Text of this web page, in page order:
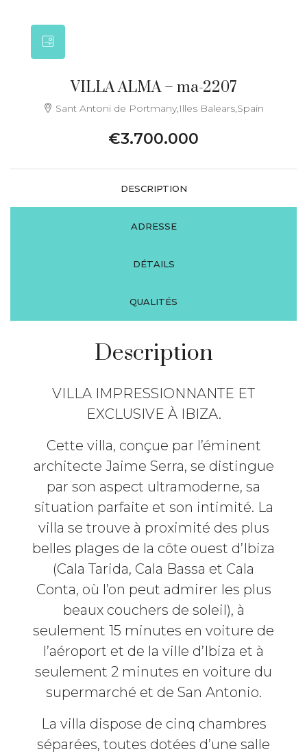
VILLA ALMA – ma-2207
Sant Antoni de Portmany,Illes Balears,Spain
€3.700.000
DESCRIPTION
ADRESSE
DÉTAILS
QUALITÉS
Description
VILLA IMPRESSIONNANTE ET
EXCLUSIVE À IBIZA.
Cette villa, conçue par l’éminent
architecte Jaime Serra, se distingue
par son aspect ultramoderne, sa
situation parfaite et son intimité. La
villa se trouve à proximité des plus
belles plages de la côte ouest d’Ibiza
(Cala Tarida, Cala Bassa et Cala
Conta, où l’on peut admirer les plus
beaux couchers de soleil), à
seulement 15 minutes en voiture de
l’aéroport et de la ville d’Ibiza et à
seulement 2 minutes en voiture du
supermarché et de San Antonio.
La villa dispose de cinq chambres
séparées, toutes dotées d’une salle